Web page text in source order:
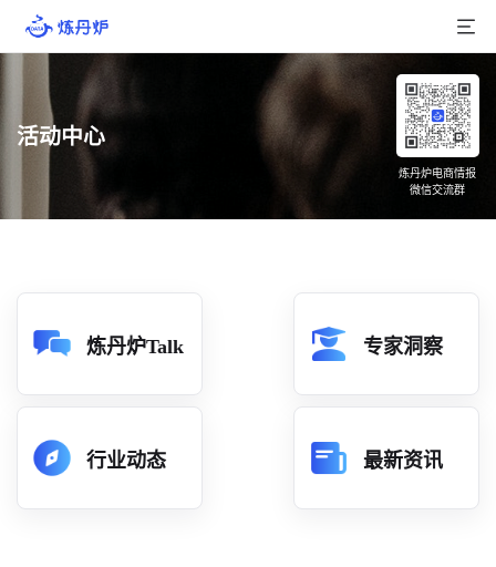
产品介绍
品牌数据
店铺数据
分析
活动中心
炼丹炉电商情报
微信交流群
炼丹炉Talk 专家洞察
行业动态 最新资讯